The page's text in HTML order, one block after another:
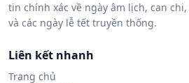
tin chính xác về ngày âm lịch, can
và các ngày lễ tết truyền thống.
Liên kết nhanh
Trang chủ